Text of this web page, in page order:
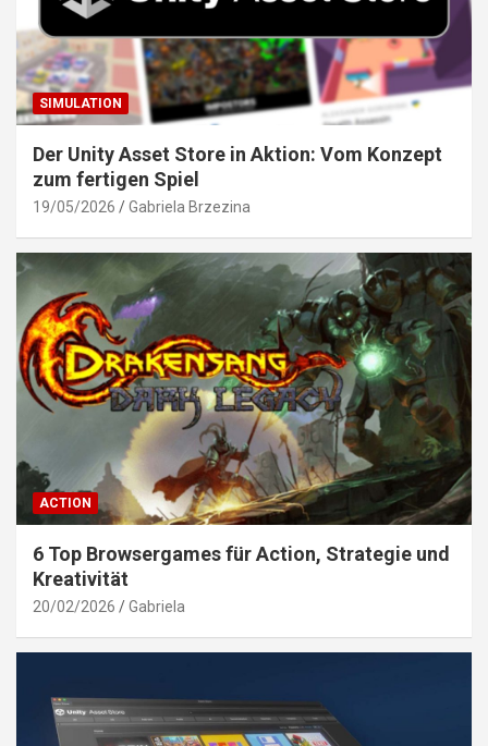
SIMULATION
Der Unity Asset Store in Aktion: Vom Konzept
zum fertigen Spiel
19/05/2026 Gabriela Brzezina
ACTION
6 Top Browsergames für Action, Strategie und
Kreativität
20/02/2026 Gabriela